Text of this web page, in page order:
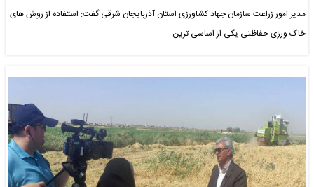
مدیر امور زراعت سازمان جهاد کشاورزی استان آذربایجان شرقی گفت: استفاده از روش های
خاک ورزی حفاظتی یکی از اساسی ترین…